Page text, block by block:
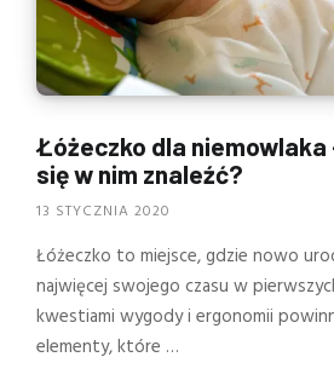
Łóżeczko dla niemowlaka
się w nim znaleźć?
13 STYCZNIA 2020
Łóżeczko to miejsce, gdzie nowo
najwięcej swojego czasu w
kwestiami wygody i ergonomii
elementy, które …